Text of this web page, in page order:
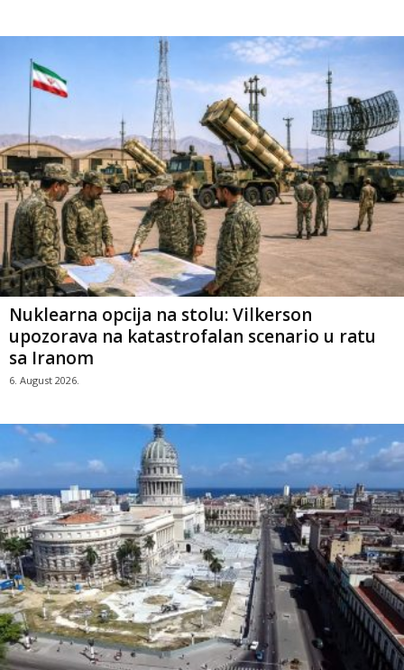
Nuklearna opcija na stolu: Vilkerson
upozorava na katastrofalan scenario u ratu
sa Iranom
6. August 2026.